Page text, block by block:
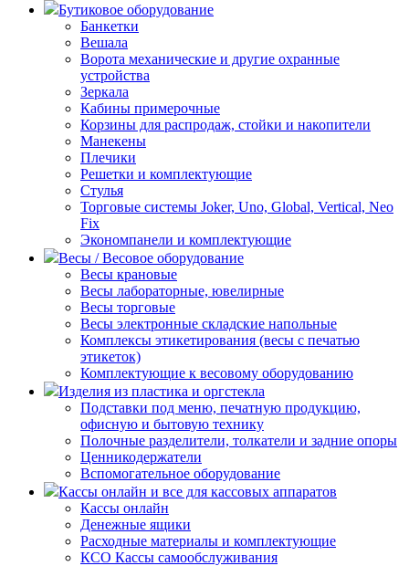
Бутиковое оборудование
Банкетки
Вешала
Ворота механические и другие охранные
устройства
Зеркала
Кабины примерочные
Корзины для распродаж, стойки и накопители
Манекены
Плечики
Решетки и комплектующие
Стулья
Торговые системы Joker, Uno, Global, Vertical, Neo
Fix
Экономпанели и комплектующие
Весы / Весовое оборудование
Весы крановые
Весы лабораторные, ювелирные
Весы торговые
Весы электронные складские напольные
Комплексы этикетирования (весы с печатью
этикеток)
Комплектующие к весовому оборудованию
Изделия из пластика и оргстекла
Подставки под меню, печатную продукцию,
офисную и бытовую технику
Полочные разделители, толкатели и задние опоры
Ценникодержатели
Вспомогательное оборудование
Кассы онлайн и все для кассовых аппаратов
Кассы онлайн
Денежные ящики
Расходные материалы и комплектующие
КСО Кассы самообслуживания